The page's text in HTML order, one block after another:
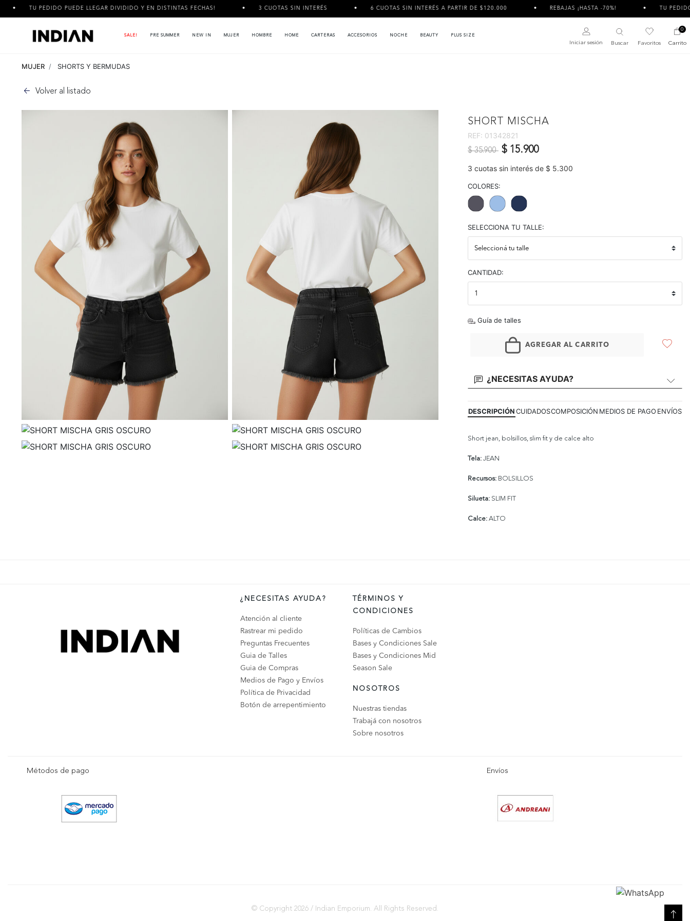
TU PEDIDO PUEDE LLEGAR DIVIDIDO Y EN DISTINTAS FECHAS! 3 CUOTAS SIN INTERÉS 6 CUOTAS SIN INTERÉS A PARTIR DE $120.000 REBAJAS ¡HASTA -70%! TU PEDIDO
SALE! PRE SUMMER NEW IN MUJER HOMBRE HOME CARTERAS ACCESORIOS NOCHE BEAUTY PLUS SIZE
Iniciar sesión Buscar Favoritos
0
Carrito
MUJER SHORTS Y BERMUDAS
Volver al listado
SHORT MISCHA
REF: 01342821
Precio reducido de
$ 35.900 a$ 15.900
3 cuotas sin interés de $ 5.300
COLORES:
SELECCIONA TU TALLE:
CANTIDAD:
Guía de talles
AGREGAR AL CARRITO
¿NECESITAS AYUDA?
DESCRIPCIÓNCUIDADOSCOMPOSICIÓN MEDIOS DE PAGO ENVÍOS
Short jean, bolsillos, slim fit y de calce alto
Tela: JEAN
Recursos: BOLSILLOS
Silueta: SLIM FIT
Calce: ALTO
¿NECESITAS AYUDA?
Atención al cliente
Rastrear mi pedido
Preguntas Frecuentes
Guia de Talles
Guia de Compras
Medios de Pago y Envíos
Política de Privacidad
Botón de arrepentimiento
TÉRMINOS Y
CONDICIONES
Políticas de Cambios
Bases y Condiciones Sale
Bases y Condiciones Mid
Season Sale
NOSOTROS
Nuestras tiendas
Trabajá con nosotros
Sobre nosotros
Métodos de pago Envíos
© Copyright 2026 / Indian Emporium. All Rights Reserved.